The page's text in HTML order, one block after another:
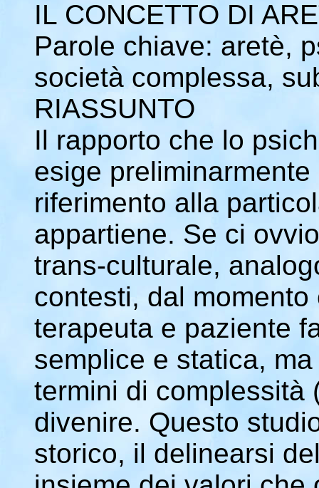
IL CONCETTO DI
Parole chiave: aretè,
società complessa,
RIASSUNTO
Il rapporto che lo
esige
riferimento alla
appartiene. Se ci
trans-culturale,
contesti, dal
terapeuta e paziente
semplice e statica,
termini di complessità
divenire. Questo
storico, il delinearsi